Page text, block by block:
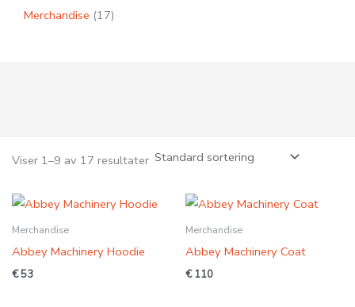
Merchandise 17
Viser 1–9 av 17 resultater
Merchandise
Abbey Machinery Hoodie
€53
Merchandise
Abbey Machinery Coat
€110